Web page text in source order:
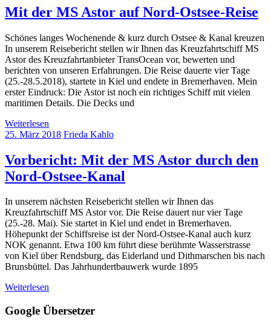
Mit der MS Astor auf Nord-Ostsee-Reise
Schönes langes Wochenende & kurz durch Ostsee & Kanal kreuzen
In unserem Reisebericht stellen wir Ihnen das Kreuzfahrtschiff MS
Astor des Kreuzfahrtanbieter TransOcean vor, bewerten und
berichten von unseren Erfahrungen. Die Reise dauerte vier Tage
(25.-28.5.2018), startete in Kiel und endete in Bremerhaven. Mein
erster Eindruck: Die Astor ist noch ein richtiges Schiff mit vielen
maritimen Details. Die Decks und
Weiterlesen
25. März 2018 Frieda Kahlo
Vorbericht: Mit der MS Astor durch den
Nord-Ostsee-Kanal
In unserem nächsten Reisebericht stellen wir Ihnen das
Kreuzfahrtschiff MS Astor vor. Die Reise dauert nur vier Tage
(25.-28. Mai). Sie startet in Kiel und endet in Bremerhaven.
Höhepunkt der Schiffsreise ist der Nord-Ostsee-Kanal auch kurz
NOK genannt. Etwa 100 km führt diese berühmte Wasserstrasse
von Kiel über Rendsburg, das Eiderland und Dithmarschen bis nach
Brunsbüttel. Das Jahrhundertbauwerk wurde 1895
Weiterlesen
Google Übersetzer